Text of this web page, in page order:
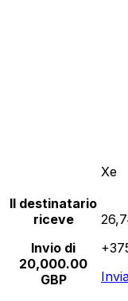
Xe
Il destinatario
riceve
Invio di
20,000.00
GBP